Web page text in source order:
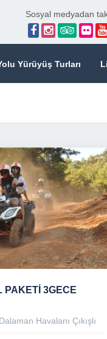
Sosyal medyadan
Yürüyüş Turları
PAKETİ 3GECE
Dalaman Havalanı Çıkışlı